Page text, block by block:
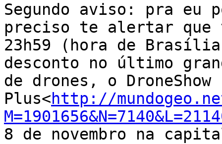
Segundo aviso: pra eu
preciso te alertar que
23h59 (hora de
desconto no último
de drones, o DroneShow
Plus<http://
8 de novembro na